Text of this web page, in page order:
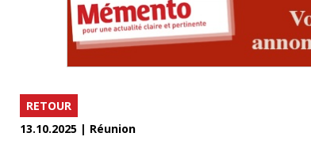
RETOUR
13.10.2025 | Réunion